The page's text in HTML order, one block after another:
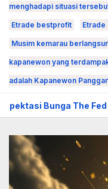
menghadapi situasi
Etrade bestprofit Etrade
Musim kemarau
kapanewon yang
adalah Kapanewon
Fed Menurun